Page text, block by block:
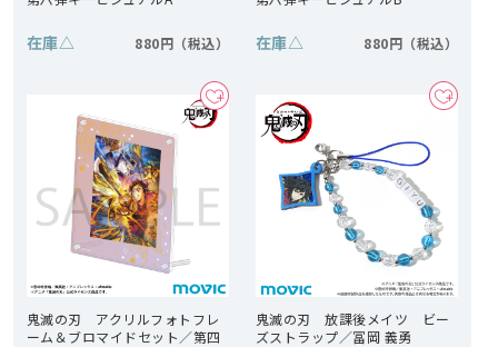
在庫△ 880円 在庫△ 880円
鬼滅の刃 アクリルフォトフレ
ーム＆ブロマイドセット／第四
鬼滅の刃 放課後メイツ ビー
ズストラップ／冨岡 義勇